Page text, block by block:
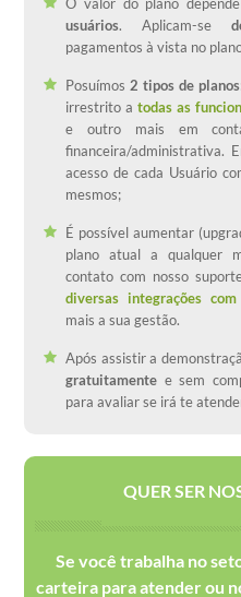
usuários. Aplicam-se
pagamentos à vista no
Posuímos 2 tipos de planos
irrestrito atodas as
e outro mais em
financeira/administrativa.
acesso de cada Usuário
mesmos;
É possível aumentar
plano atual a qualquer
contato com nosso
diversas integrações
mais a sua gestão.
Após assistir a
gratuitamente e sem
para avaliar se irá te
QUER SER
Se você trabalha no
carteira para atender ou